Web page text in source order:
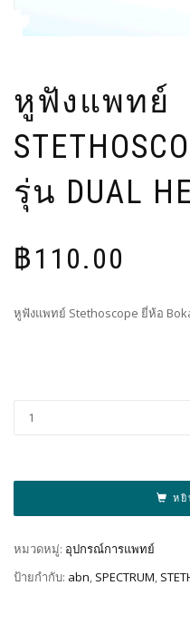
หูฟังแพทย์
รุ่น DUAL
฿110.00
หูฟังแพทย์ Stethoscope ยี่ห้อ
หยิ
หมวดหมู่: อุปกรณ์การแพทย์
ป้ายกำกับ: abn SPECTRUM